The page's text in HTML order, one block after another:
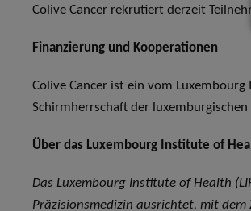
Colive Cancer rekrutiert derzeit
Finanzierung und Kooperationen
Colive Cancer ist ein vom
Schirmherrschaft der
Über das Luxembourg Institute of
Das Luxembourg Institute of Health
Präzisionsmedizin ausrichtet, mit